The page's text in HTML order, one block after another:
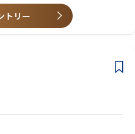
持って取り組んでいただける方
トリー